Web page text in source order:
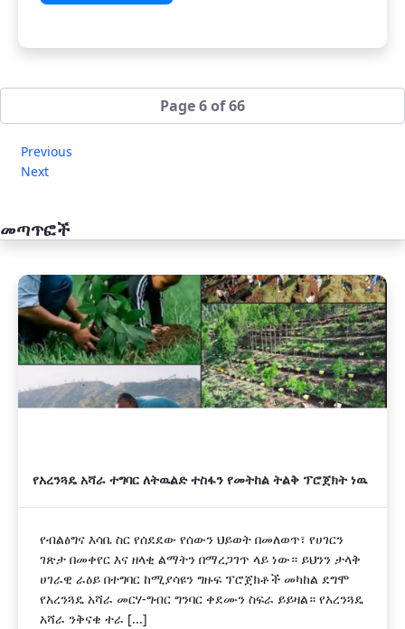
Page 6 of 66
Previous
Next
መጣጥፎች
አዲስ
የአረንጓዴ አሻራ ተግባር ለትዉልድ ተስፋን የመትከል ትልቅ ፕሮጀክት ነዉ
የብልፅግና እሳቤ ስር የሰደደው የሰውን ህይወት በመለወጥ፣ የሀገርን
ገጽታ በመቀየር እና ዘላቂ ልማትን በማረጋገጥ ላይ ነው። ይህንን ታላቅ
ሀገራዊ ራዕይ በተግባር ከሚያሳዩን ግዙፍ ፕሮጀክቶች መካከል ደግሞ
የአረንጓዴ አሻራ መርሃ-ግብር ግንባር ቀደሙን ስፍራ ይይዛል። የአረንጓዴ
አሻራ ንቅናቄ ተራ [...]